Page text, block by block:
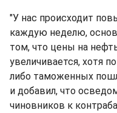
"У нас происходит
каждую неделю,
том, что цены на
увеличивается, хотя
либо таможенных
и добавил, что
чиновников к